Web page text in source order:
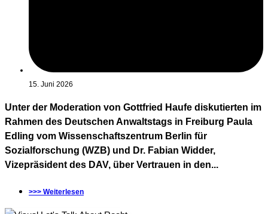
15. Juni 2026
Unter der Moderation von Gottfried Haufe diskutierten im
Rahmen des Deutschen Anwaltstags in Freiburg Paula
Edling vom Wissenschaftszentrum Berlin für
Sozialforschung (WZB) und Dr. Fabian Widder,
Vizepräsident des DAV, über Vertrauen in den...
>>> Weiterlesen